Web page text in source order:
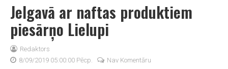
Jelgavā ar naftas produktiem
piesārņo Lielupi
Redaktors
8/09/2019 05:00:00 Pēcp.
Nav Komentāru